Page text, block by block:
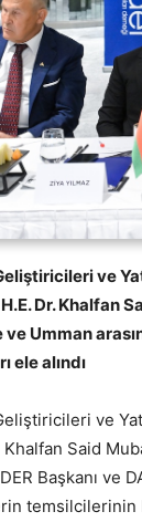
ve
H.E. Dr. Khalfan
ve Umman
ele alındı
ve
Khalfan Said
Başkanı ve
temsilcilerinin